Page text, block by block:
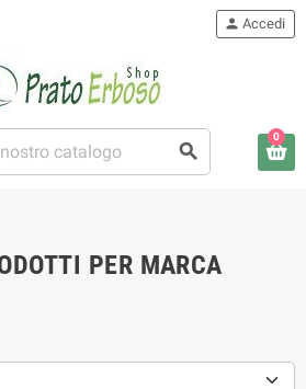
search
person Accedi
0
PER MARCA